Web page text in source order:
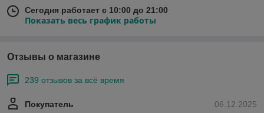
Сегодня работает с 10:00 до 21:00
Показать весь график работы
Отзывы о магазине
239 отзывов за всё время
06.12.2025
Покупатель